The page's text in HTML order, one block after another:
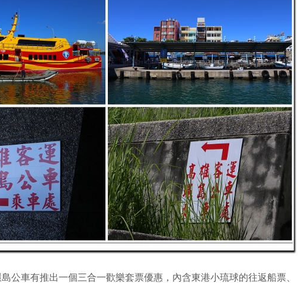
公車有推出一個三合一歡樂套票優惠，內含東港小琉球的往返船票、